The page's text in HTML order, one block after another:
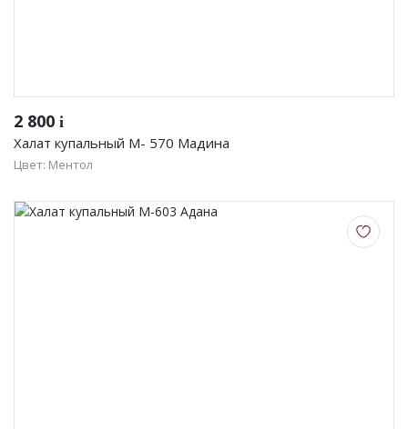
2 800 i
Халат купальный М- 570 Мадина
Цвет: Ментол